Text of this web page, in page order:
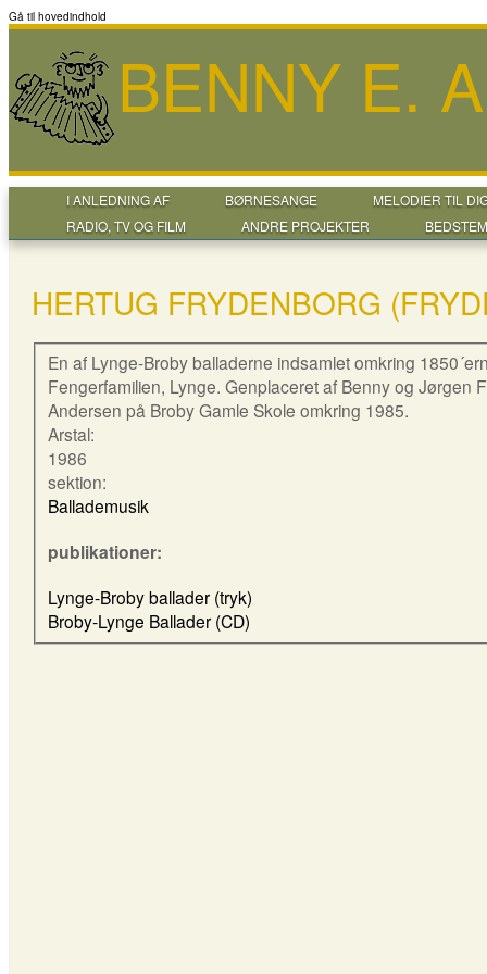
Gå til hovedindhold
BENNY E.
I ANLEDNING AF BØRNESANGE
MELODIER TIL
RADIO, TV OG FILM
ANDRE PROJEKTER
HERTUG FRYDENBORG
En af Lynge-Broby balladerne indsamlet omkring
Fengerfamilien, Lynge. Genplaceret af Benny og Jørgen
Andersen på Broby Gamle Skole omkring 1985.
Arstal:
1986
sektion:
Ballademusik
publikationer:
Lynge-Broby ballader (tryk)
Broby-Lynge Ballader (CD)